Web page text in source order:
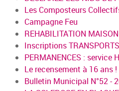
Les Composteurs
Campagne Feu
REHABILITATION
Inscriptions
PERMANENCES : service
Le recensement à 16 ans !
Bulletin Municipal N°52 -